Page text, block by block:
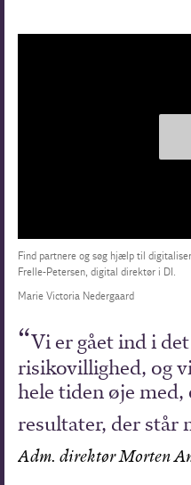
Find partnere og søg hjælp til
Frelle-Petersen, digital direktør i DI.
Marie Victoria Nedergaard
Vi er gået ind i
risikovillighed, og
hele tiden øje
resultater, der står
Adm. direktør Morten